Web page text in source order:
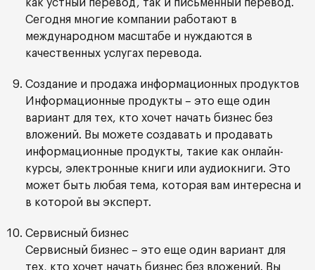
как устный перевод, так и письменный перевод.
Сегодня многие компании работают в
международном масштабе и нуждаются в
качественных услугах перевода.
Создание и продажа информационных продуктов
Информационные продукты – это еще один
вариант для тех, кто хочет начать бизнес без
вложений. Вы можете создавать и продавать
информационные продукты, такие как онлайн-
курсы, электронные книги или аудиокниги. Это
может быть любая тема, которая вам интересна и
в которой вы эксперт.
Сервисный бизнес
Сервисный бизнес – это еще один вариант для
тех, кто хочет начать бизнес без вложений. Вы